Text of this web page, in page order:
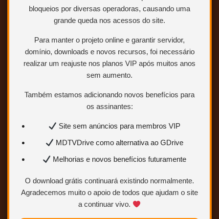
bloqueios por diversas operadoras, causando uma
grande queda nos acessos do site.
Para manter o projeto online e garantir servidor,
domínio, downloads e novos recursos, foi necessário
realizar um reajuste nos planos VIP após muitos anos
sem aumento.
Também estamos adicionando novos benefícios para
os assinantes:
Site sem anúncios para membros VIP
MDTVDrive como alternativa ao GDrive
Melhorias e novos benefícios futuramente
O download grátis continuará existindo normalmente.
Agradecemos muito o apoio de todos que ajudam o site
a continuar vivo.
Sem limites
Mais velocidade
Links estáveis
Quero ser VIP
agora
Para saber como ser VIP ou
Colaborador.Clique AQUI.